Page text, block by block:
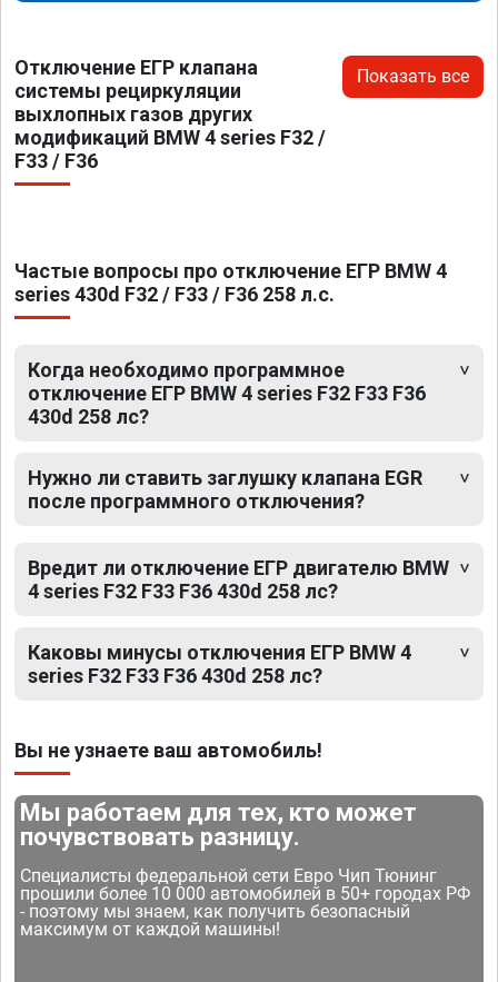
Отключение ЕГР клапана
системы рециркуляции
выхлопных газов других
модификаций BMW 4 series F32 /
F33 / F36
Показать все
Частые вопросы про отключение ЕГР BMW 4
series 430d F32 / F33 / F36 258 л.с.
Когда необходимо программное
отключение ЕГР BMW 4 series F32 F33 F36
430d 258 лс?
Нужно ли ставить заглушку клапана EGR
после программного отключения?
Вредит ли отключение ЕГР двигателю BMW
4 series F32 F33 F36 430d 258 лс?
Каковы минусы отключения ЕГР BMW 4
series F32 F33 F36 430d 258 лс?
Вы не узнаете ваш автомобиль!
Мы работаем для тех, кто может
почувствовать разницу.
Специалисты федеральной сети Евро Чип Тюнинг
прошили более 10 000 автомобилей в 50+ городах РФ
- поэтому мы знаем, как получить безопасный
максимум от каждой машины!